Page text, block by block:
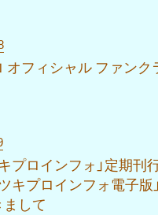
オフィシャル ファンク
プロインフォ」定期刊
キプロインフォ電子版
して